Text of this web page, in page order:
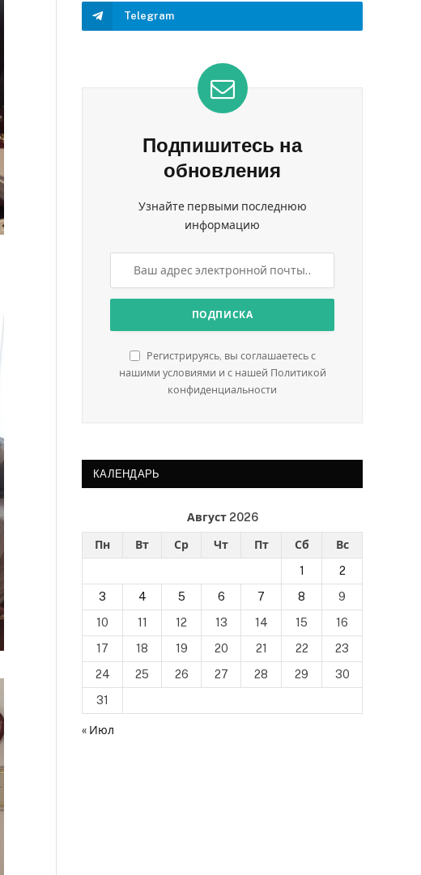
Telegram
Подпишитесь на
обновления
Узнайте первыми последнюю
информацию
Регистрируясь, вы соглашаетесь с
нашими условиями и с нашей Политикой
конфиденциальности
КАЛЕНДАРЬ
Август 2026
Пн Вт Ср Чт Пт Сб
Вс
1
2
3
4 5 6 7 8
9
10
11 12 13 14 15
16
17
18 19 20 21 22
23
24
25 26 27 28 29
30
31
« Июл